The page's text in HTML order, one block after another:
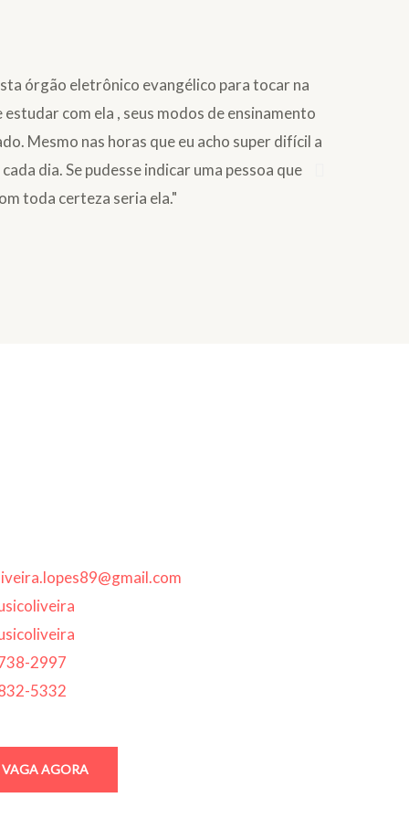
órgão eletrônico evangélico para tocar na
com ela , seus modos de ensinamento
Mesmo nas horas que eu acho super difícil a
dia. Se pudesse indicar uma pessoa que
toda certeza seria ela."
2997
5332
VAGA AGORA